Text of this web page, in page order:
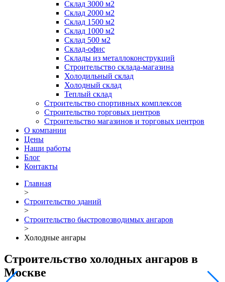
Склад 3000 м2
Склад 2000 м2
Склад 1500 м2
Склад 1000 м2
Склад 500 м2
Склад-офис
Склады из металлоконструкций
Строительство склада-магазина
Холодильный склад
Холодный склад
Теплый склад
Строительство спортивных комплексов
Строительство торговых центров
Строительство магазинов и торговых центров
О компании
Цены
Наши работы
Блог
Контакты
Главная
>
Строительство зданий
>
Строительство быстровозводимых ангаров
>
Холодные ангары
Строительство холодных ангаров в
Москве